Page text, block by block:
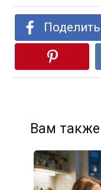
Вам